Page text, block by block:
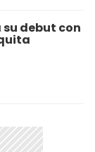
su debut con